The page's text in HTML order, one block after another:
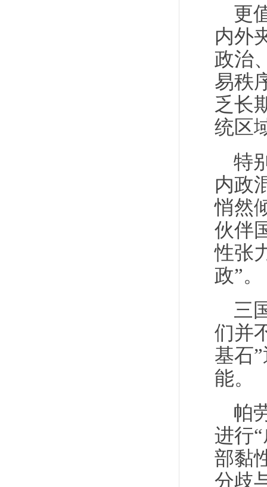
更
内外
政治
易秩
乏长
统区
特
内政
悄然
伙伴
性张
政”。
三
们并
基石
能。
帕
进行
部黏
分歧